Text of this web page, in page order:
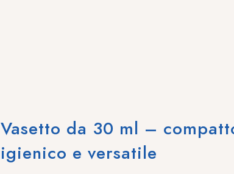
Vasetto da 30 ml –
igienico e versatile